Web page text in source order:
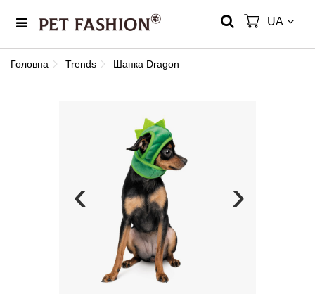
UA
Головна Trends Шапка Dragon